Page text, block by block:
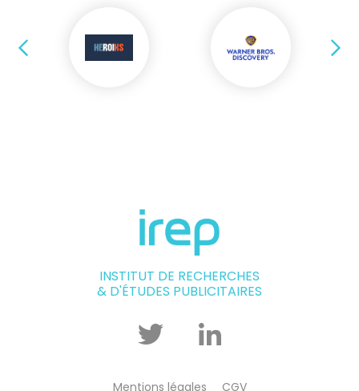
Précédent
INSTITUT DE RECHERCHES
& D'ÉTUDES PUBLICITAIRES
Twitter Linkedin
Mentions légales CGV